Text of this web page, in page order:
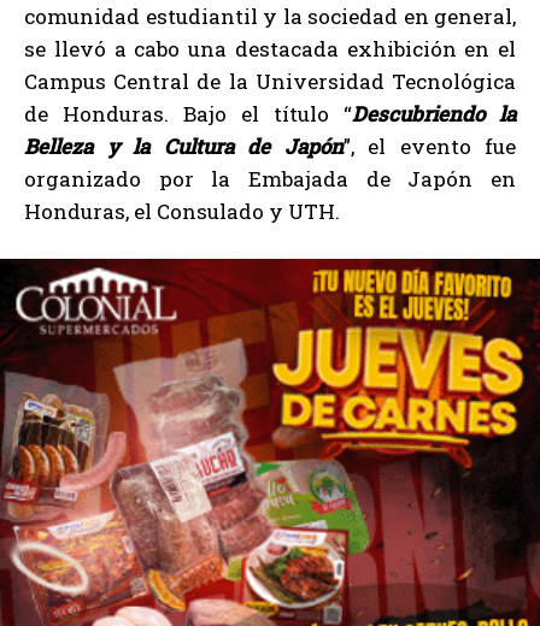
comunidad estudiantil y la sociedad en general,
se llevó a cabo una destacada exhibición en el
Campus Central de la Universidad Tecnológica
de Honduras. Bajo el título “Descubriendo la
Belleza y la Cultura de Japón”, el evento fue
organizado por la Embajada de Japón en
Honduras, el Consulado y UTH.